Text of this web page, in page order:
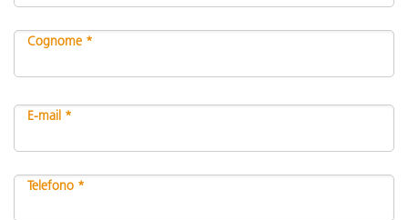
Cognome *
E-mail *
Telefono *